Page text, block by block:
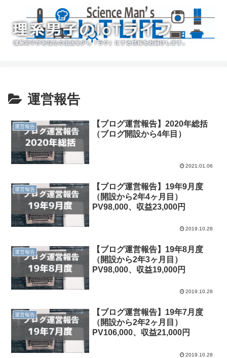
運営報告
運営報告
【ブログ運営報告】2020年総括
（ブログ開設から4年目）
2021.01.06
運営報告
【ブログ運営報告】19年9月度
（開設から2年4ヶ月目）
PV98,000、収益23,000円
2019.10.28
運営報告
【ブログ運営報告】19年8月度
（開設から2年3ヶ月目）
PV98,000、収益19,000円
2019.10.28
運営報告
【ブログ運営報告】19年7月度
（開設から2年2ヶ月目）
PV106,000、収益21,000円
2019.10.28